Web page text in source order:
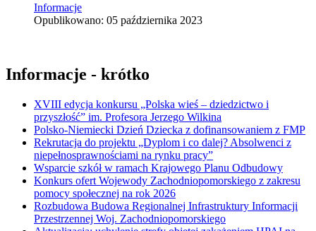
Informacje
Opublikowano: 05 października 2023
Informacje - krótko
XVIII edycja konkursu „Polska wieś – dziedzictwo i
przyszłość” im. Profesora Jerzego Wilkina
Polsko-Niemiecki Dzień Dziecka z dofinansowaniem z FMP
Rekrutacja do projektu „Dyplom i co dalej? Absolwenci z
niepełnosprawnościami na rynku pracy”
Wsparcie szkół w ramach Krajowego Planu Odbudowy
Konkurs ofert Wojewody Zachodniopomorskiego z zakresu
pomocy społecznej na rok 2026
Rozbudowa Budowa Regionalnej Infrastruktury Informacji
Przestrzennej Woj. Zachodniopomorskiego